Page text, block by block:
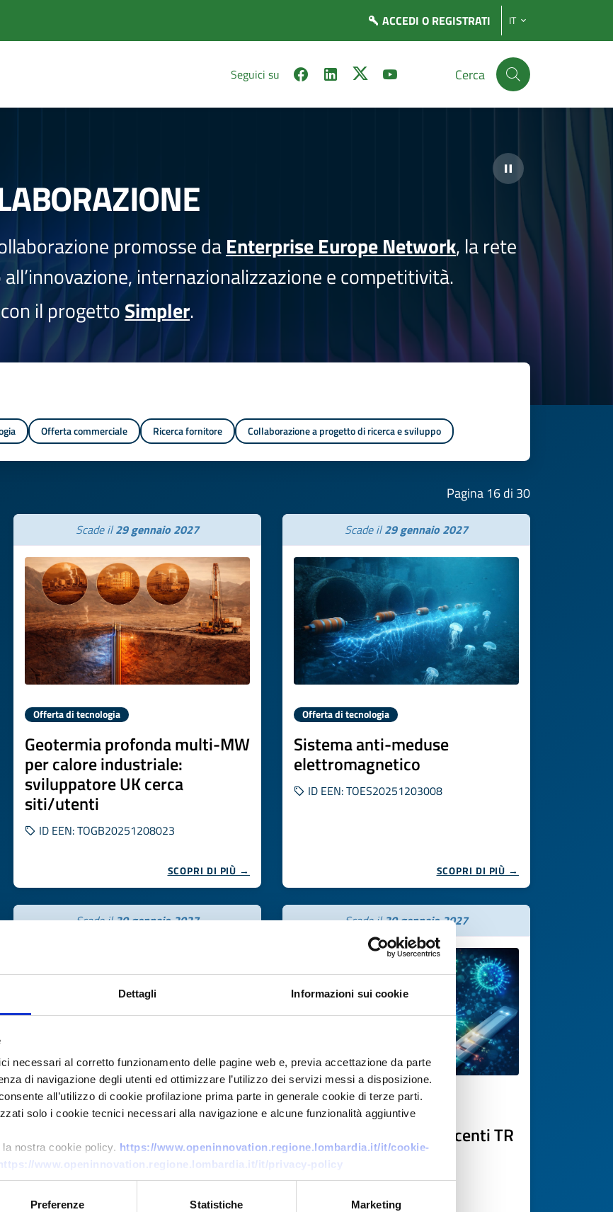
Dettagli Informazioni sui cookie
necessari al corretto funzionamento delle pagine web e, previa accettazione da parte
di navigazione degli utenti ed ottimizzare l’utilizzo dei servizi messi a disposizione.
all’utilizzo di cookie profilazione prima parte in generale cookie di terze parti.
solo i cookie tecnici necessari alla navigazione e alcune funzionalità aggiuntive
nostra cookie policy. https://www.openinnovation.regione.lombardia.it/it/cookie-
www.openinnovation.regione.lombardia.it/it/privacy-policy
Preferenze Statistiche Marketing
ACCEDI O REGISTRATI IT
Seguici su Cerca
promosse daEnterprise Europe Network, la rete
internazionalizzazione e competitività.
il progettoSimpler.
Offerta commerciale Ricerca fornitore Collaborazione a progetto di ricerca e sviluppo
Pagina 16 di 30
Scade il29 gennaio 2027
Offerta di tecnologia
Geotermia profonda multi-MW
per calore industriale:
sviluppatore UK cerca
siti/utenti
ID EEN: TOGB20251208023
SCOPRI DI PIÙ →
Scade il29 gennaio 2027
Offerta di tecnologia
Sistema anti-meduse
elettromagnetico
ID EEN: TOES20251203008
SCOPRI DI PIÙ →
Scade il30 gennaio 2027
generazione
ID EEN: TODE20250820005
Scade il30 gennaio 2027
Nanoparticelle fluorescenti TR
ID EEN: TOFR20250620002